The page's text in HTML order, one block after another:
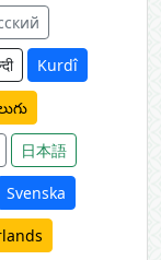
Kurdî
日本語
Svenska